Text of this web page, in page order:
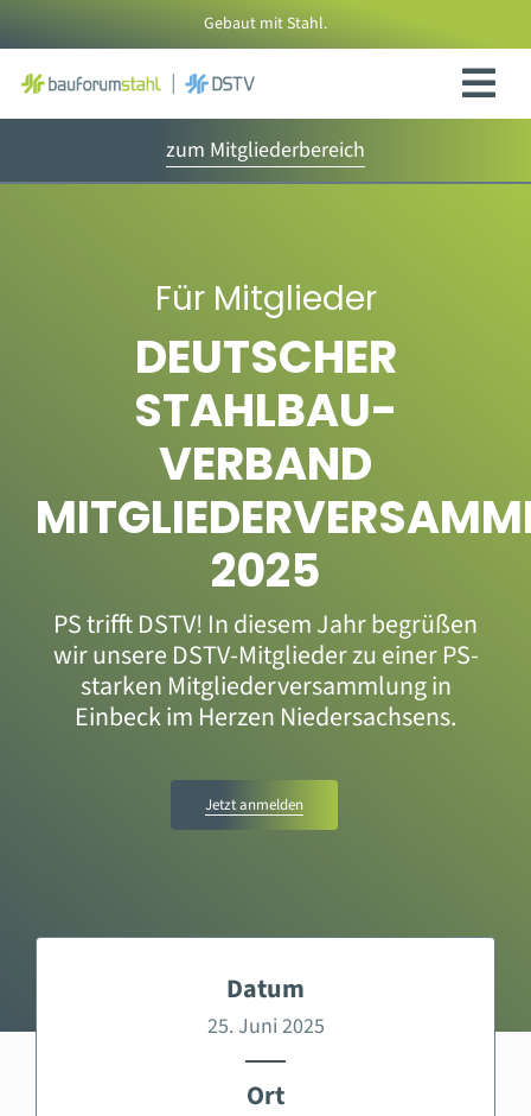
Inhalt
springen
Gebaut mit Stahl.
zum Mitgliederbereich
Für Mitglieder
DEUTSCHER
STAHLBAU-
VERBAND
2025
PS trifft DSTV! In diesem Jahr begrüßen
wir unsere DSTV-Mitglieder zu einer PS-
starken Mitgliederversammlung in
Einbeck im Herzen Niedersachsens.
Jetzt anmelden
Datum
25. Juni 2025
Ort